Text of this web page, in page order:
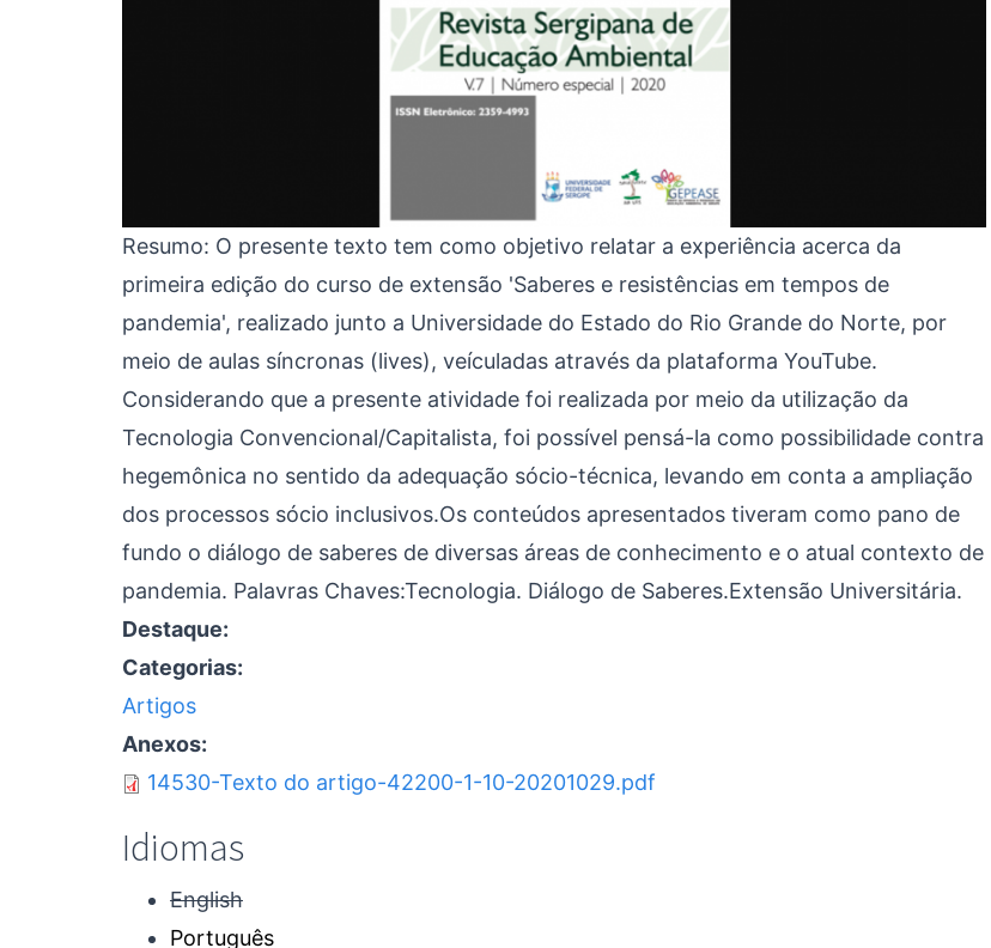
Resumo: O presente texto tem como objetivo relatar a experiência acerca da
primeira edição do curso de extensão 'Saberes e resistências em tempos de
pandemia', realizado junto a Universidade do Estado do Rio Grande do Norte, por
meio de aulas síncronas (lives), veículadas através da plataforma YouTube.
Considerando que a presente atividade foi realizada por meio da utilização da
Tecnologia Convencional/Capitalista, foi possível pensá-la como possibilidade contra
hegemônica no sentido da adequação sócio-técnica, levando em conta a ampliação
dos processos sócio inclusivos.Os conteúdos apresentados tiveram como pano de
fundo o diálogo de saberes de diversas áreas de conhecimento e o atual contexto de
pandemia. Palavras Chaves:Tecnologia. Diálogo de Saberes.Extensão Universitária.
Destaque:
Categorias:
Artigos
Anexos:
14530-Texto do artigo-42200-1-10-20201029.pdf
Idiomas
English
Português